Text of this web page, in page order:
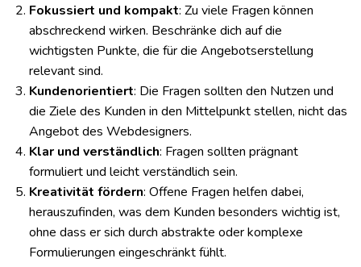
Fokussiert und kompakt: Zu viele Fragen können
abschreckend wirken. Beschränke dich auf die
wichtigsten Punkte, die für die Angebotserstellung
relevant sind.
Kundenorientiert: Die Fragen sollten den Nutzen und
die Ziele des Kunden in den Mittelpunkt stellen, nicht das
Angebot des Webdesigners.
Klar und verständlich: Fragen sollten prägnant
formuliert und leicht verständlich sein.
Kreativität fördern: Offene Fragen helfen dabei,
herauszufinden, was dem Kunden besonders wichtig ist,
ohne dass er sich durch abstrakte oder komplexe
Formulierungen eingeschränkt fühlt.